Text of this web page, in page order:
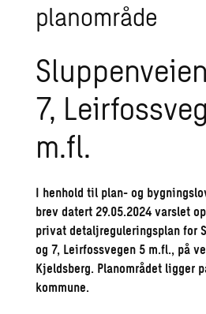
planområde
7,
m.fl.
I henhold til plan- og
brev datert 29.05.2024 varslet
privat detaljreguleringsplan for
og 7, Leirfossvegen 5 m.fl., på
Kjeldsberg. Planområdet ligger
kommune.